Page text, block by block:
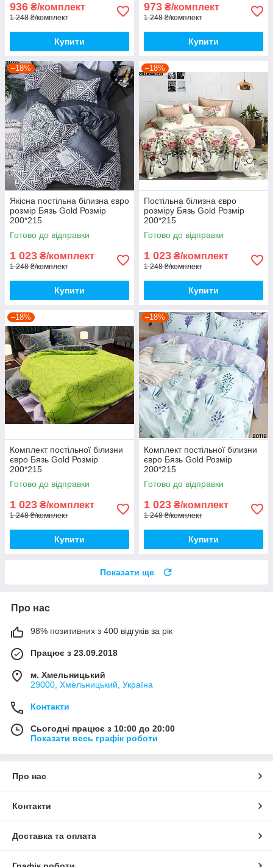
936 ₴/комплект
1 248 ₴/комплект
Купити
973 ₴/комплект
1 248 ₴/комплект
Купити
–18%
Якісна постільна білизна євро
розмір Бязь Gold Розмір
200*215
Готово до відправки
1 023 ₴/комплект
1 248 ₴/комплект
Купити
–18%
Постільна білизна євро
розміру Бязь Gold Розмір
200*215
Готово до відправки
1 023 ₴/комплект
1 248 ₴/комплект
Купити
–18%
Комплект постільної білизни
євро Бязь Gold Розмір
200*215
Готово до відправки
1 023 ₴/комплект
1 248 ₴/комплект
Купити
–18%
Комплект постільної білизни
євро Бязь Gold Розмір
200*215
Готово до відправки
1 023 ₴/комплект
1 248 ₴/комплект
Купити
Показати ще
Про нас
98% позитивних з 400 відгуків за рік
Працює з 23.09.2018
м. Хмельницький
29000, Хмельницький, Україна
Контакти
Сьогодні працює з 10:00 до 20:00
Показати весь графік роботи
Про нас
Контакти
Доставка та оплата